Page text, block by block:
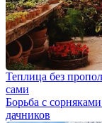
Теплица без
сами
Борьба с
дачников